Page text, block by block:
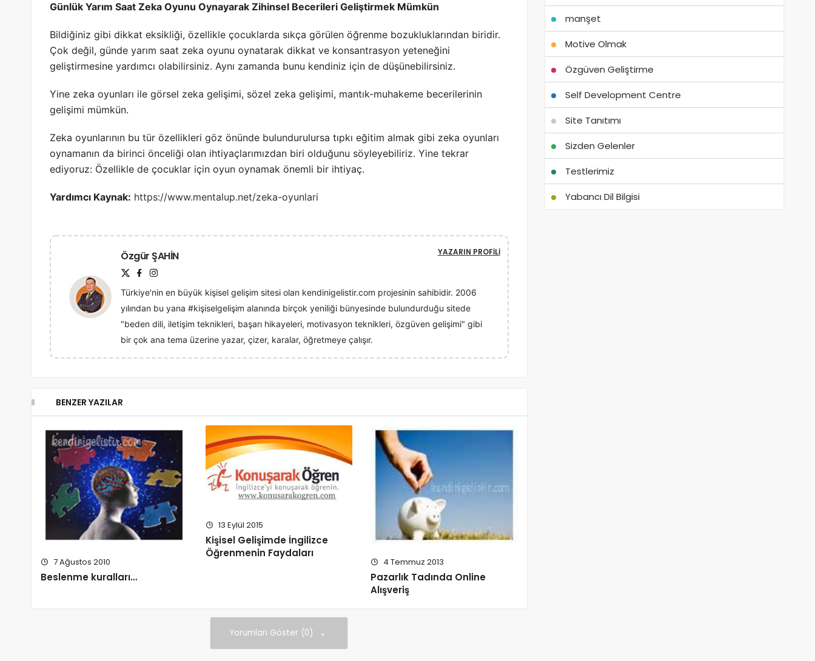
Günlük Yarım Saat Zeka Oyunu Oynayarak Zihinsel Becerileri Geliştirmek Mümkün
Bildiğiniz gibi dikkat eksikliği, özellikle çocuklarda sıkça görülen öğrenme bozukluklarından biridir.
Çok değil, günde yarım saat zeka oyunu oynatarak dikkat ve konsantrasyon yeteneğini
geliştirmesine yardımcı olabilirsiniz. Aynı zamanda bunu kendiniz için de düşünebilirsiniz.
Yine zeka oyunları ile görsel zeka gelişimi, sözel zeka gelişimi, mantık-muhakeme becerilerinin
gelişimi mümkün.
Zeka oyunlarının bu tür özellikleri göz önünde bulundurulursa tıpkı eğitim almak gibi zeka oyunları
oynamanın da birinci önceliği olan ihtiyaçlarımızdan biri olduğunu söyleyebiliriz. Yine tekrar
ediyoruz: Özellikle de çocuklar için oyun oynamak önemli bir ihtiyaç.
Yardımcı Kaynak: https://www.mentalup.net/zeka-oyunlari
Özgür ŞAHİN
Türkiye'nin en büyük kişisel gelişim sitesi olan kendinigelistir.com projesinin sahibidir. 2006
yılından bu yana #kişiselgelişim alanında birçok yeniliği bünyesinde bulundurduğu sitede
"beden dili, iletişim teknikleri, başarı hikayeleri, motivasyon teknikleri, özgüven gelişimi" gibi
bir çok ana tema üzerine yazar, çizer, karalar, öğretmeye çalışır.
YAZARIN PROFILI
BENZER YAZILAR
7 Ağustos 2010
Beslenme kuralları…
13 Eylül 2015
Kişisel Gelişimde İngilizce
Öğrenmenin Faydaları
4 Temmuz 2013
Pazarlık Tadında Online
Alışveriş
Yorumları Göster (0)
manşet
Motive Olmak
Özgüven Geliştirme
Self Development Centre
Site Tanıtımı
Sizden Gelenler
Testlerimiz
Yabancı Dil Bilgisi